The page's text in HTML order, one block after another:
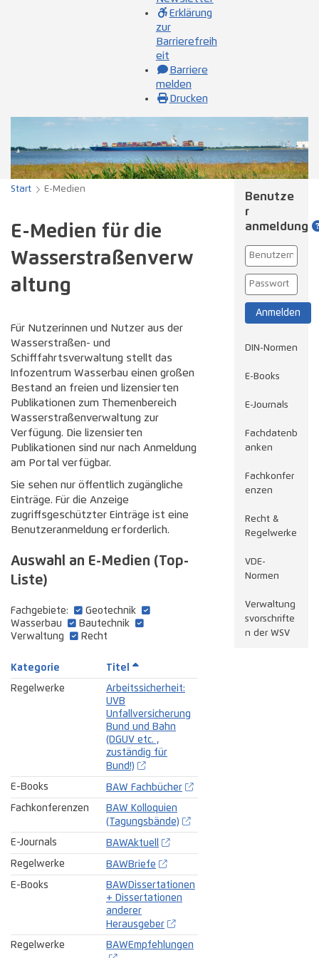
Erklärung
zur
Barrierefreih
eit
Barriere
melden
Drucken
Start E-Medien
E-Medien für die
Wasserstraßenverw
altung
Für Nutzerinnen und Nutzer aus der
Wasserstraßen- und
Schifffahrtsverwaltung stellt das
Infozentrum Wasserbau einen großen
Bestand an freien und lizensierten
Publikationen zum Themenbereich
Wasserstraßenverwaltung zur
Verfügung. Die lizensierten
Publikationen sind nur nach Anmeldung
am Portal verfügbar.
Sie sehen nur öffentlich zugängliche
Einträge. Für die Anzeige
zugriffsgeschützter Einträge ist eine
Benutzeranmeldung erforderlich.
Auswahl an E-Medien (Top-
Liste)
Fachgebiete:
Geotechnik
Wasserbau
Bautechnik
Verwaltung
Recht
Kategorie Titel
Regelwerke
Arbeitssicherheit:
UVB
Unfallversicherung
Bund und Bahn
(DGUV etc. ,
zuständig für
Bund!)
E-Books BAW Fachbücher
Fachkonferenzen
BAW Kolloquien
(Tagungsbände)
E-Journals BAWAktuell
Regelwerke BAWBriefe
E-Books
BAWDissertationen
+ Dissertationen
anderer
Herausgeber
Regelwerke BAWEmpfehlungen
Benutze
r­
anmeldung
Anmelden
DIN-Normen
E-Books
E-Journals
Fachdatenb
anken
Fachkonfer
enzen
Recht &
Regelwerke
VDE-
Normen
Verwaltung
svorschrifte
n der WSV